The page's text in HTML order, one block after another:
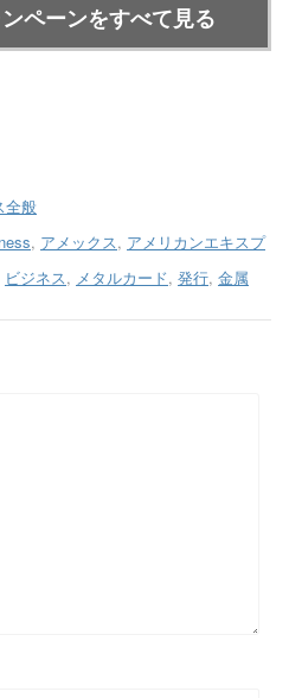
ペーンをすべて見る
全般
, アメックス, アメリカンエキスプ
ビジネス, メタルカード, 発行, 金属